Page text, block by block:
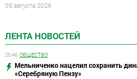
ЛЕНТА НОВОСТЕЙ
20:46 ОБЩЕСТВО
Мельниченко нацелил сохранить
«Серебряную Пензу»
05 августа 2026